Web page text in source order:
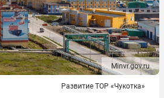
Minvr.gov.ru
Развитие ТОР «Чукотка»